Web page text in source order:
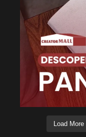
Load More